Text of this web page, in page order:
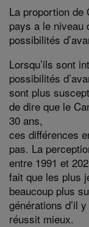
La proportion de
pays a le niveau
possibilités
Lorsqu’ils sont
possibilités
sont plus
de dire que le
30 ans,
ces différences
pas. La
entre 1991 et
fait que les plus
beaucoup plus
générations d’il
réussit mieux.